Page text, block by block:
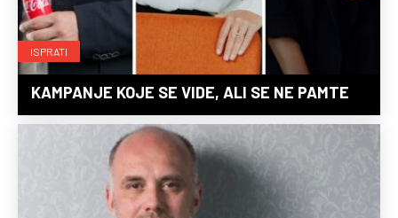
ISPRATI
KAMPANJE KOJE SE VIDE, ALI SE NE PAMTE